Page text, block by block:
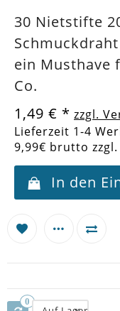
30 Nietstifte
ein Musthave
Co.
1,49 € * zzgl.
Lieferzeit 1-4
9,99€ brutto
In den
0